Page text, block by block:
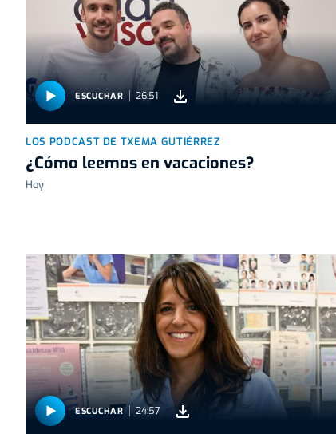
ESCUCHAR 26:51
LOS PODCAST DE TXEMA GUTIÉRREZ
¿Cómo leemos en vacaciones?
Hoy
ESCUCHAR 24:57